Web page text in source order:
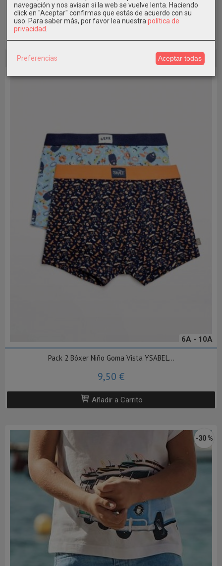
16,09 €22,99 €
Añadir a Carrito
6A - 10A
Pack 2 Bóxer Niño Goma Vista YSABEL...
9,50 €
Añadir a Carrito
-30 %
navegación y nos avisan si la web se vuelve lenta. Haciendo
click en "Aceptar" confirmas que estás de acuerdo con su
uso. Para saber más, por favor lea nuestra política de
privacidad
Preferencias Aceptar todas